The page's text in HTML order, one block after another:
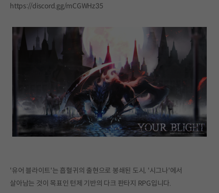
https://discord.gg/mCGWHz35
'유어 블라이트'는 흡혈귀의 출현으로 봉쇄된 도시, '시그나'에서
살아남는 것이 목표인 턴제 기반의 다크 판타지 RPG입니다.